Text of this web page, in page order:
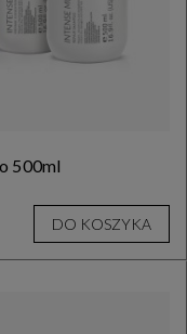
500ml
DO KOSZYKA